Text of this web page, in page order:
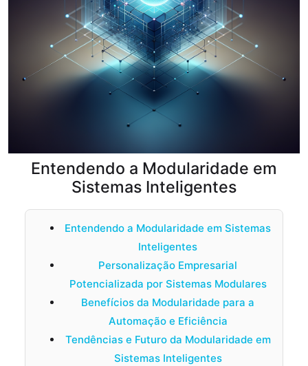
Entendendo a Modularidade em
Sistemas Inteligentes
Entendendo a Modularidade em Sistemas
Inteligentes
Personalização Empresarial
Potencializada por Sistemas Modulares
Benefícios da Modularidade para a
Automação e Eficiência
Tendências e Futuro da Modularidade em
Sistemas Inteligentes